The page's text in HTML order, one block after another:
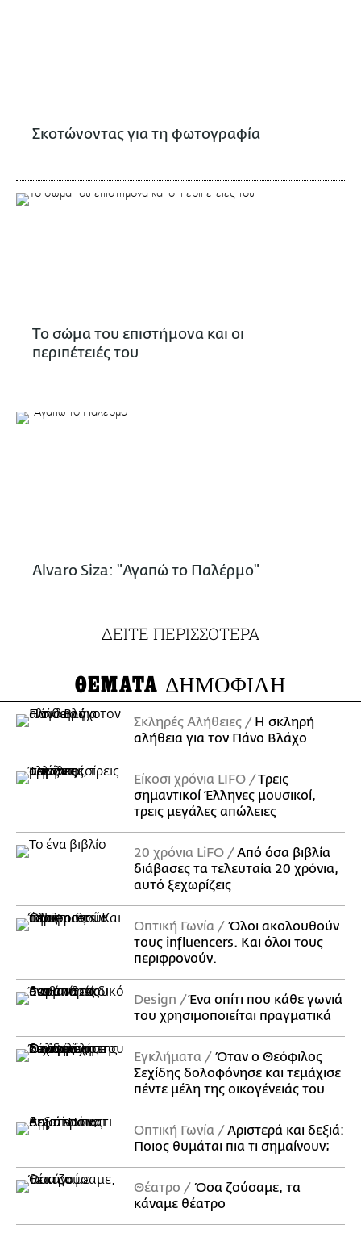
Σκοτώνοντας για τη φωτογραφία
Το σώμα του επιστήμονα και οι
περιπέτειές του
Alvaro Siza: "Αγαπώ το Παλέρμο"
ΔΕΙΤΕ ΠΕΡΙΣΣΟΤΕΡΑ
ΘΕΜΑΤΑ ΔΗΜΟΦΙΛΗ
Σκληρές Αλήθειες
H σκληρή
αλήθεια για τον Πάνο Βλάχο
Είκοσι χρόνια LIFO
Tρεις
σημαντικοί Έλληνες μουσικοί,
τρεις μεγάλες απώλειες
20 χρόνια LiFO
Από όσα βιβλία
διάβασες τα τελευταία 20 χρόνια,
αυτό ξεχωρίζεις
Οπτική Γωνία
Όλοι ακολουθούν
τους influencers. Και όλοι τους
περιφρονούν.
Design
Ένα σπίτι που κάθε γωνιά
του χρησιμοποιείται πραγματικά
Εγκλήματα
Όταν ο Θεόφιλος
Σεχίδης δολοφόνησε και τεμάχισε
πέντε μέλη της οικογένειάς του
Οπτική Γωνία
Αριστερά και δεξιά:
Ποιος θυμάται πια τι σημαίνουν;
Θέατρο
Όσα ζούσαμε, τα
κάναμε θέατρο